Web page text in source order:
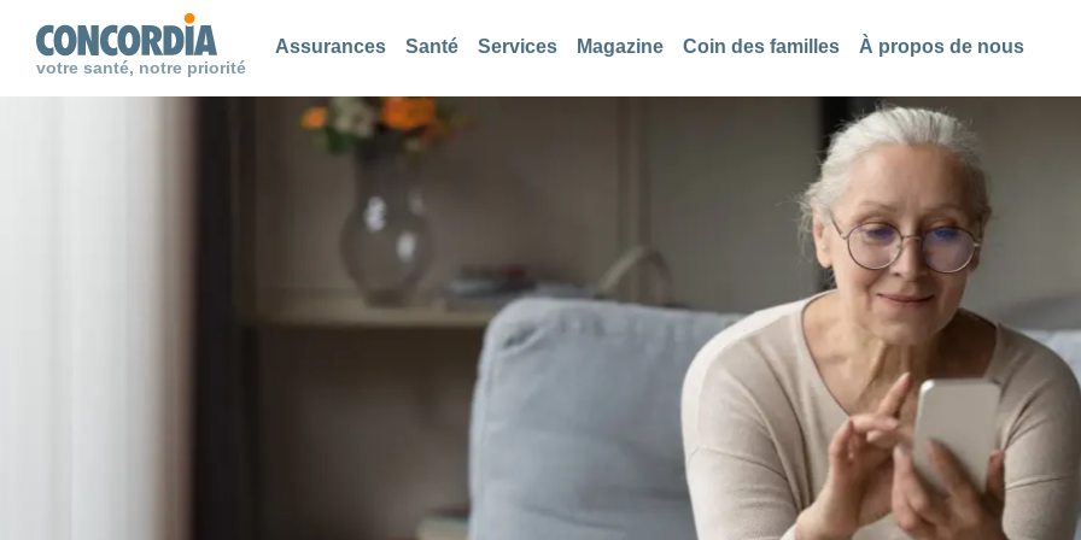
votre santé, notre priorité
Assurances Santé Services Magazine Coin des familles À propos de nous
Chercher
Chercher
Chercher